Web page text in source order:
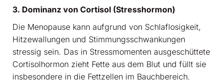
3. Dominanz von Cortisol (Stresshormon)
Die Menopause kann aufgrund von Schlaflosigkeit,
Hitzewallungen und Stimmungsschwankungen
stressig sein. Das in Stressmomenten ausgeschüttete
Cortisolhormon zieht Fette aus dem Blut und füllt sie
insbesondere in die Fettzellen im Bauchbereich.